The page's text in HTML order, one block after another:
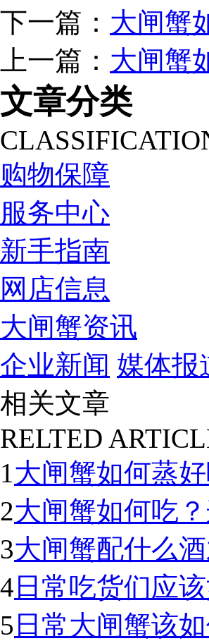
下一篇： 大闸蟹
上一篇： 大闸蟹
文章分类
购物保障
服务中心
新手指南
网店信息
大闸蟹资讯
企业新闻 媒体报
相关文章
RELTED
1大闸蟹如何蒸
2大闸蟹如何吃
3大闸蟹配什么
4 日常吃货们应
5 日常大闸蟹该